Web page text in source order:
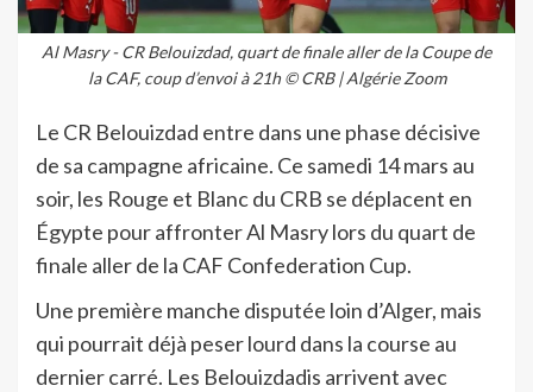
Al Masry - CR Belouizdad, quart de finale aller de la Coupe de
la CAF, coup d’envoi à 21h © CRB | Algérie Zoom
Le CR Belouizdad entre dans une phase décisive
de sa campagne africaine. Ce samedi 14 mars au
soir, les Rouge et Blanc du CRB se déplacent en
Égypte pour affronter Al Masry lors du quart de
finale aller de la CAF Confederation Cup.
Une première manche disputée loin d’Alger, mais
qui pourrait déjà peser lourd dans la course au
dernier carré. Les Belouizdadis arrivent avec